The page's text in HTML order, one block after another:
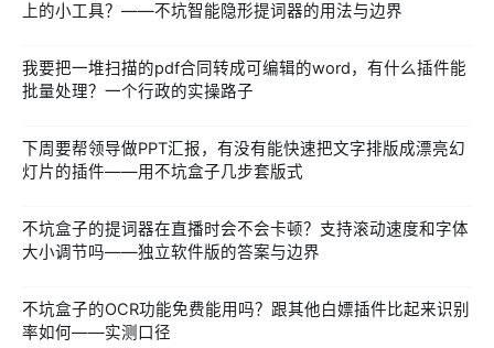
上的小工具？——不坑智能隐形提词器的用法与边界
我要把一堆扫描的pdf合同转成可编辑的word，有什么插件能
批量处理？一个行政的实操路子
下周要帮领导做PPT汇报，有没有能快速把文字排版成漂亮幻
灯片的插件——用不坑盒子几步套版式
不坑盒子的提词器在直播时会不会卡顿？支持滚动速度和字体
大小调节吗——独立软件版的答案与边界
不坑盒子的OCR功能免费能用吗？跟其他白嫖插件比起来识别
率如何——实测口径